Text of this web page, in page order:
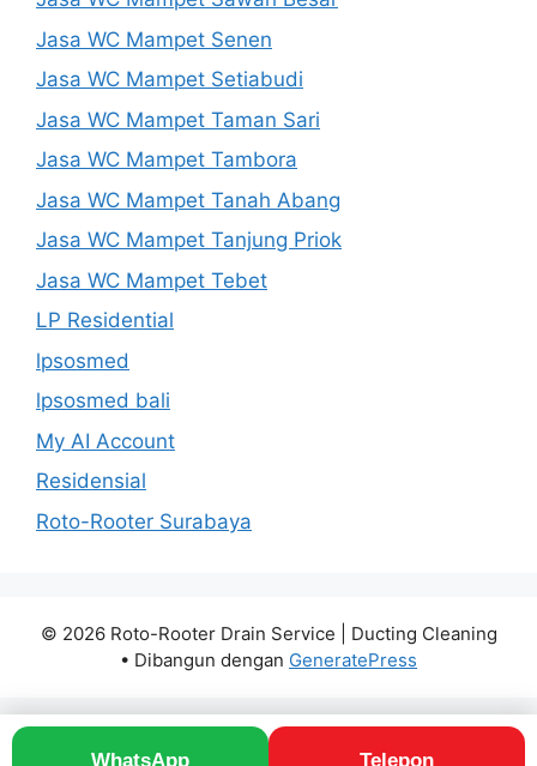
WhatsApp Telepon
Jasa WC Mampet Senen
Jasa WC Mampet Setiabudi
Jasa WC Mampet Taman Sari
Jasa WC Mampet Tambora
Jasa WC Mampet Tanah Abang
Jasa WC Mampet Tanjung Priok
Jasa WC Mampet Tebet
LP Residential
lpsosmed
lpsosmed bali
My AI Account
Residensial
Roto-Rooter Surabaya
© 2026 Roto-Rooter Drain Service | Ducting Cleaning
• Dibangun dengan GeneratePress